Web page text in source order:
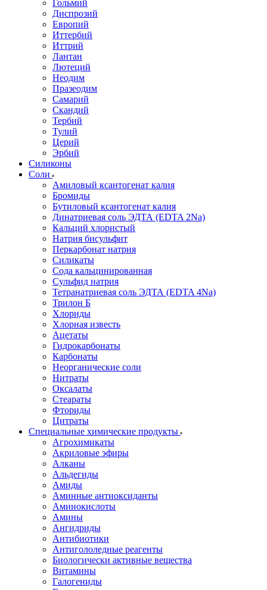
Гольмий
Диспрозий
Европий
Иттербий
Иттрий
Лантан
Лютеций
Неодим
Празеодим
Самарий
Скандий
Тербий
Тулий
Церий
Эрбий
Силиконы
Соли
Амиловый ксантогенат калия
Бромиды
Бутиловый ксантогенат калия
Динатриевая соль ЭДТА (EDTA 2Na)
Кальций хлористый
Натрия бисульфит
Перкарбонат натрия
Силикаты
Сода кальцинированная
Сульфид натрия
Тетранатриевая соль ЭДТА (EDTA 4Na)
Трилон Б
Хлориды
Хлорная известь
Ацетаты
Гидрокарбонаты
Карбонаты
Неорганические соли
Нитраты
Оксалаты
Стеараты
Фториды
Цитраты
Специальные химические продукты
Агрохимикаты
Акриловые эфиры
Алканы
Альдегиды
Амиды
Аминные антиоксиданты
Аминокислоты
Амины
Ангидриды
Антибиотики
Антигололедные реагенты
Биологически активные вещества
Витамины
Галогениды